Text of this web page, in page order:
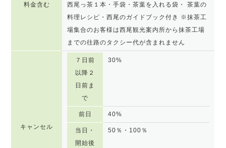
料金含む
西尾っ茶１本・手袋・茶葉を入れる袋・ 茶葉の
料理レシピ・西尾のガイドブック付き ※抹茶工
場集合のお客様は西尾観光案内所から抹茶工場
までの往路のタクシー代が含まれません
キャンセル
７日前
以降２
日前ま
で
30%
前日 40%
当日・
開始後
50％・100％